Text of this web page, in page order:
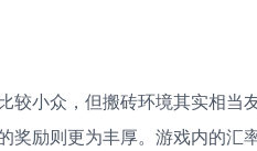
较小众，但搬砖环境其实相当
奖励则更为丰厚。游戏内的汇